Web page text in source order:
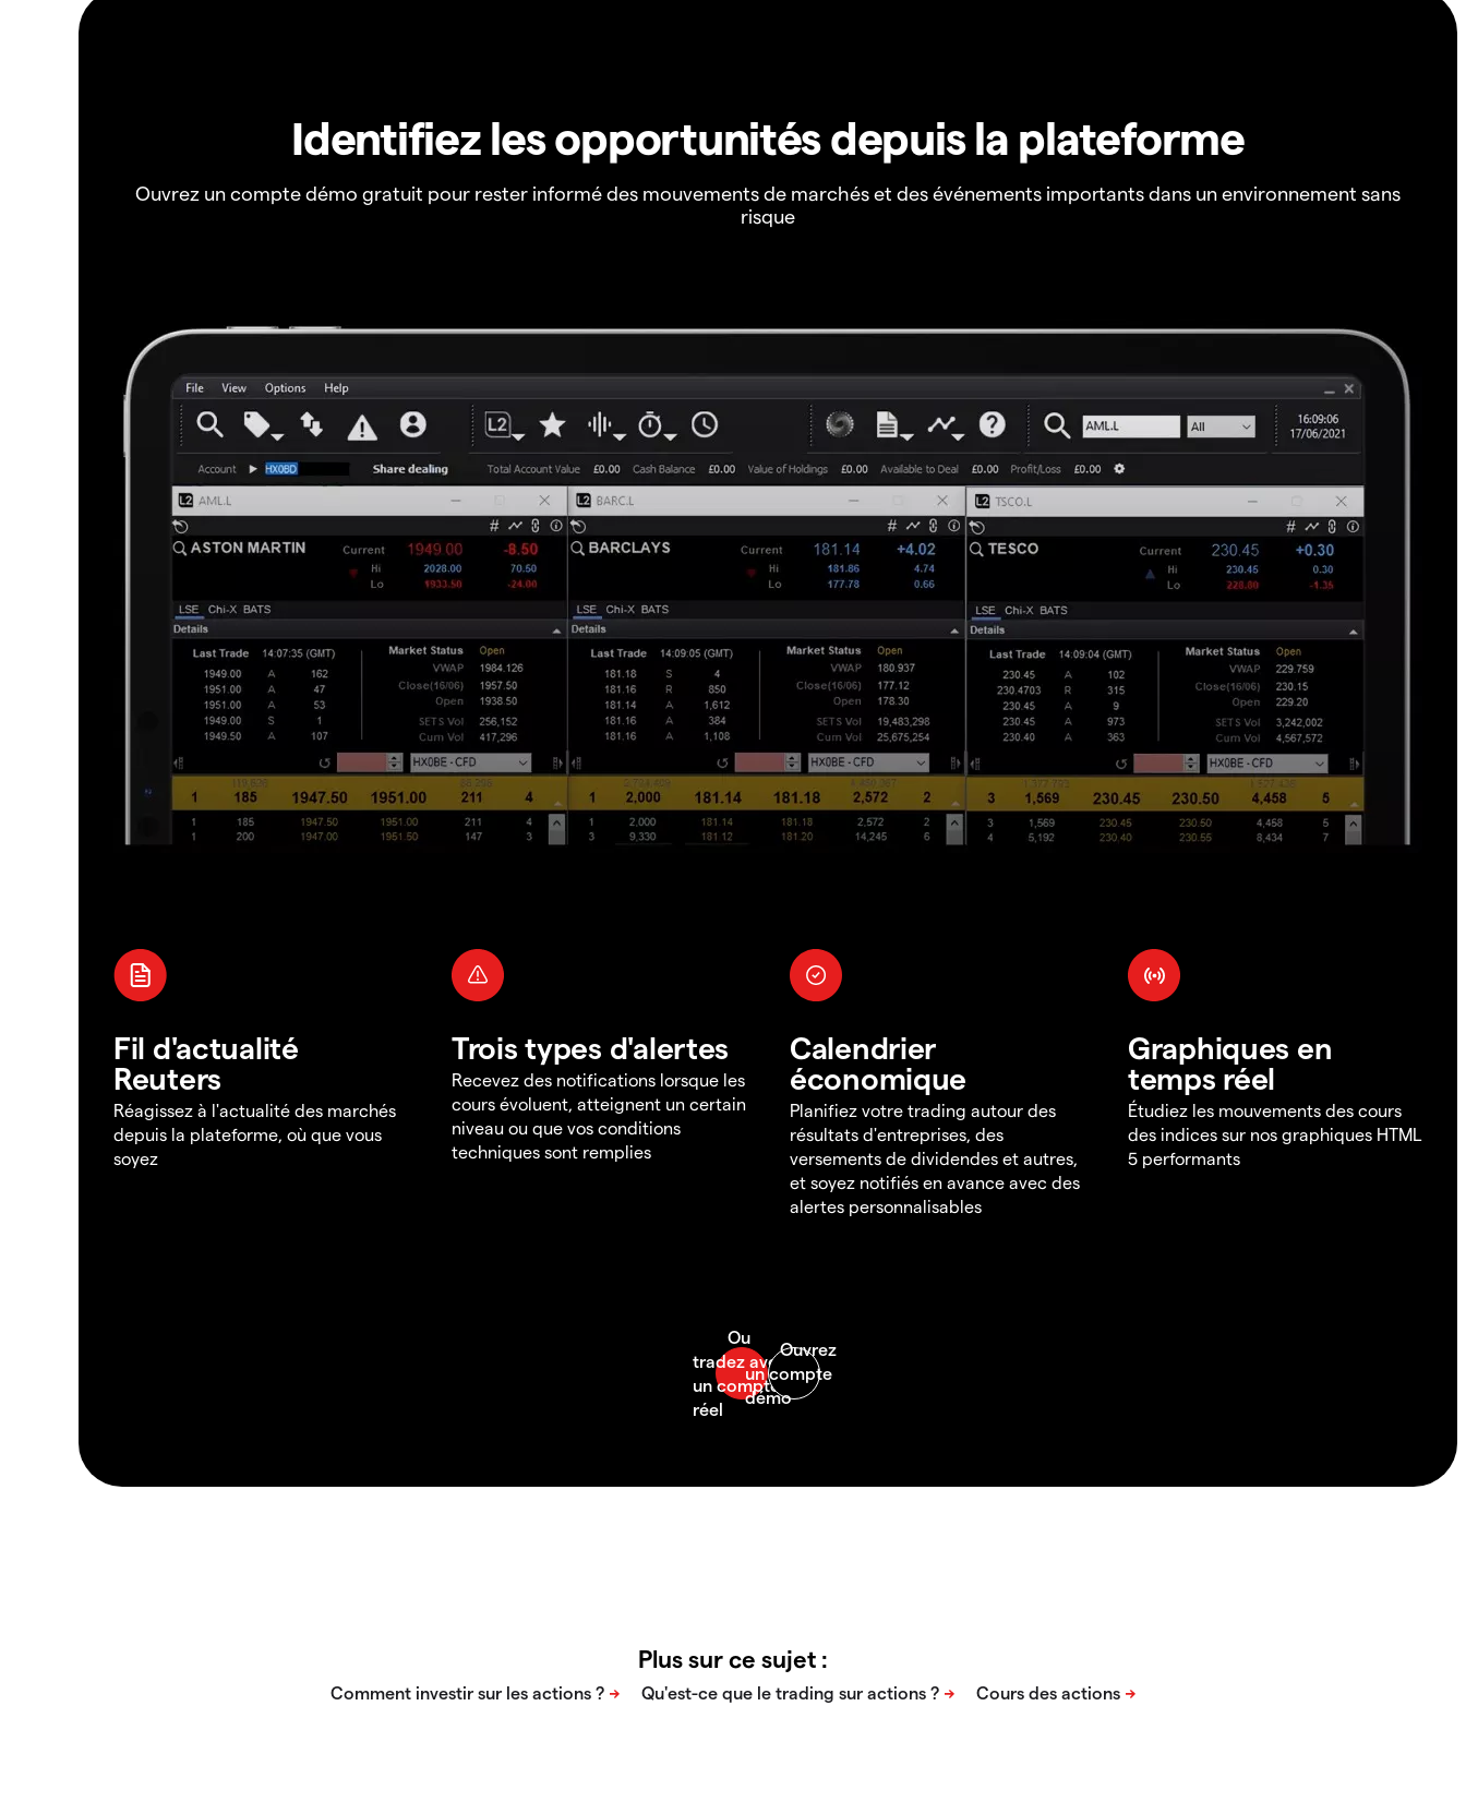
Identifiez les opportunités depuis la plateforme
Ouvrez un compte démo gratuit pour rester informé des mouvements de marchés et des événements importants dans un environnement sans
risque
Fil d'actualité
Reuters
Réagissez à l'actualité des marchés
depuis la plateforme, où que vous
soyez
Trois types d'alertes
Recevez des notifications lorsque les
cours évoluent, atteignent un certain
niveau ou que vos conditions
techniques sont remplies
Calendrier
économique
Planifiez votre trading autour des
résultats d'entreprises, des
versements de dividendes et autres,
et soyez notifiés en avance avec des
alertes personnalisables
Graphiques en
temps réel
Étudiez les mouvements des cours
des indices sur nos graphiques HTML
5 performants
Plus sur ce sujet :